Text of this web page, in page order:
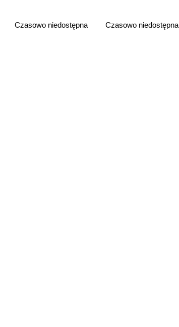
Czasowo niedostępna Czasowo niedostępna